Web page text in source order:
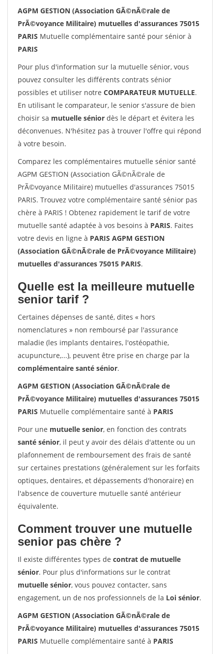
AGPM GESTION (Association GÃ©nÃ©rale de
PrÃ©voyance Militaire) mutuelles d'assurances 75015
PARIS Mutuelle complémentaire santé pour sénior à
PARIS
Pour plus d'information sur la mutuelle sénior, vous
pouvez consulter les différents contrats sénior
possibles et utiliser notre COMPARATEUR MUTUELLE.
En utilisant le comparateur, le senior s'assure de bien
choisir sa mutuelle sénior dès le départ et évitera les
déconvenues. N'hésitez pas à trouver l'offre qui répond
à votre besoin.
Comparez les complémentaires mutuelle sénior santé
AGPM GESTION (Association GÃ©nÃ©rale de
PrÃ©voyance Militaire) mutuelles d'assurances 75015
PARIS. Trouvez votre complémentaire santé sénior pas
chère à PARIS ! Obtenez rapidement le tarif de votre
mutuelle santé adaptée à vos besoins à PARIS. Faites
votre devis en ligne à PARIS AGPM GESTION
(Association GÃ©nÃ©rale de PrÃ©voyance Militaire)
mutuelles d'assurances 75015 PARIS.
Quelle est la meilleure mutuelle
senior tarif ?
Certaines dépenses de santé, dites « hors
nomenclatures » non remboursé par l'assurance
maladie (les implants dentaires, l'ostéopathie,
acupuncture,...), peuvent être prise en charge par la
complémentaire santé sénior.
AGPM GESTION (Association GÃ©nÃ©rale de
PrÃ©voyance Militaire) mutuelles d'assurances 75015
PARIS Mutuelle complémentaire santé à PARIS
Pour une mutuelle senior, en fonction des contrats
santé sénior, il peut y avoir des délais d'attente ou un
plafonnement de remboursement des frais de santé
sur certaines prestations (généralement sur les forfaits
optiques, dentaires, et dépassements d'honoraire) en
l'absence de couverture mutuelle santé antérieur
équivalente.
Comment trouver une mutuelle
senior pas chère ?
Il existe différentes types de contrat de mutuelle
sénior. Pour plus d'informations sur le contrat
mutuelle sénior, vous pouvez contacter, sans
engagement, un de nos professionnels de la Loi sénior.
AGPM GESTION (Association GÃ©nÃ©rale de
PrÃ©voyance Militaire) mutuelles d'assurances 75015
PARIS Mutuelle complémentaire santé à PARIS